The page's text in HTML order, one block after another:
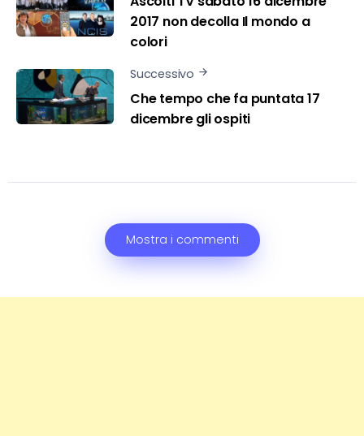
2017 non decolla Il mondo a
colori
Successivo
Che tempo che fa puntata 17
dicembre gli ospiti
Mostra i commenti